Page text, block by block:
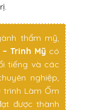
thẩm mỹ,
Trinh Mỹ có
tiếng và các
nghiệp,
Làm Ốm
được thành